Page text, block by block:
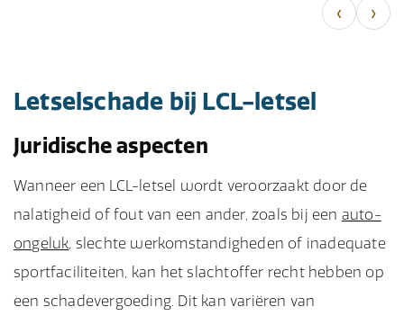
‹ ›
Letselschade bij LCL-letsel
Juridische aspecten
Wanneer een LCL-letsel wordt veroorzaakt door de
nalatigheid of fout van een ander, zoals bij een auto-
ongeluk, slechte werkomstandigheden of inadequate
sportfaciliteiten, kan het slachtoffer recht hebben op
een schadevergoeding. Dit kan variëren van